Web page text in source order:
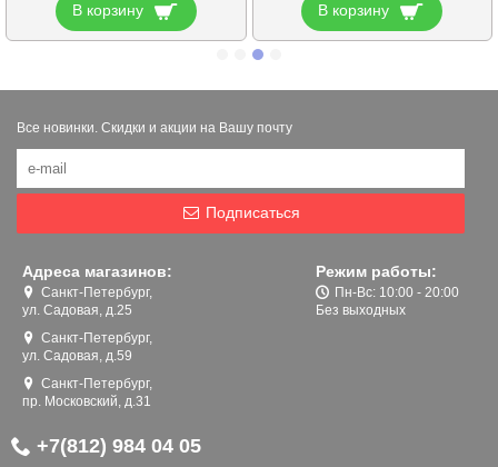
В корзину В корзину
Все новинки. Скидки и акции на Вашу почту
Подписаться
Адреса магазинов:
Санкт-Петербург,
ул. Садовая, д.25
Санкт-Петербург,
ул. Садовая, д.59
Санкт-Петербург,
пр. Московский, д.31
Режим работы:
Пн-Вс: 10:00 - 20:00
Без выходных
+7(812) 984 04 05